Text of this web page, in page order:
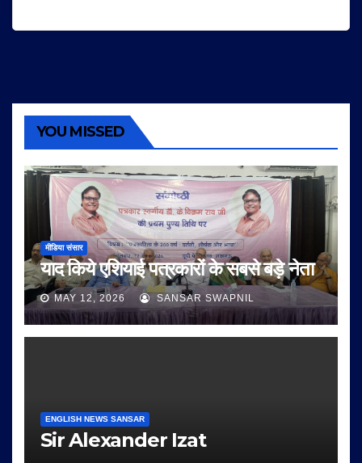
YOU MISSED
मीडिया संसार
याद किये एशियाई पत्रकारों के सबसे बड़े नेता
MAY 12, 2026 SANSAR SWAPNIL
ENGLISH NEWS SANSAR
Sir Alexander Izat